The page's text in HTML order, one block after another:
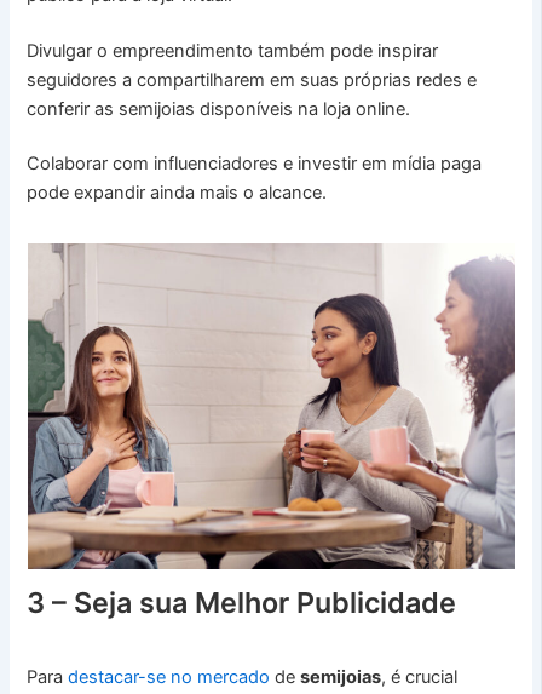
Divulgar o empreendimento também pode inspirar
seguidores a compartilharem em suas próprias redes e
conferir as semijoias disponíveis na loja online.
Colaborar com influenciadores e investir em mídia paga
pode expandir ainda mais o alcance.
3 – Seja sua Melhor Publicidade
Paradestacar-se no mercado desemijoias, é crucial